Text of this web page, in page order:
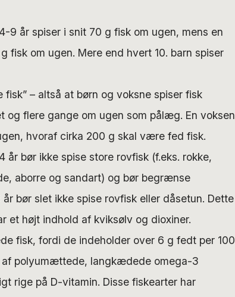
9 år spiser i snit 70 g fisk om ugen, mens en
fisk om ugen. Mere end hvert 10. barn spiser
fisk” – altså at børn og voksne spiser fisk
og flere gange om ugen som pålæg. En voksen
hvoraf cirka 200 g skal være fed fisk.
år bør ikke spise store rovfisk (f.eks. rokke,
aborre og sandart) og bør begrænse
bør slet ikke spise rovfisk eller dåsetun. Dette
et højt indhold af kviksølv og dioxiner.
fisk, fordi de indeholder over 6 g fedt per 100
polyumættede, langkædede omega-3
rige på D-vitamin. Disse fiskearter har